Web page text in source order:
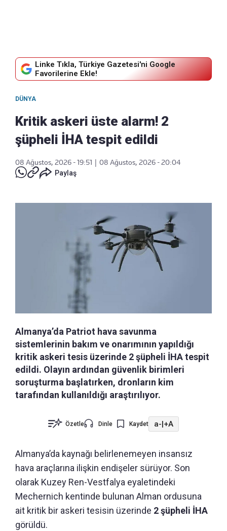
Linke Tıkla, Türkiye Gazetesi'ni Google
Favorilerine Ekle!
DÜNYA
Kritik askeri üste alarm! 2
şüpheli İHA tespit edildi
08 Ağustos, 2026 - 19:51
08 Ağustos, 2026 - 20:04
Paylaş
Almanya’da Patriot hava savunma
sistemlerinin bakım ve onarımının yapıldığı
kritik askeri tesis üzerinde 2 şüpheli İHA tespit
edildi. Olayın ardından güvenlik birimleri
soruşturma başlatırken, dronların kim
tarafından kullanıldığı araştırılıyor.
Özetle Dinle Kaydet a-|+A
Almanya’da kaynağı belirlenemeyen insansız
hava araçlarına ilişkin endişeler sürüyor. Son
olarak Kuzey Ren-Vestfalya eyaletindeki
Mechernich kentinde bulunan Alman ordusuna
ait kritik bir askeri tesisin üzerinde 2 şüpheli İHA
görüldü.